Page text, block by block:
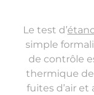
Le test d’
simple
de contrôle
thermique de
fuites d’air